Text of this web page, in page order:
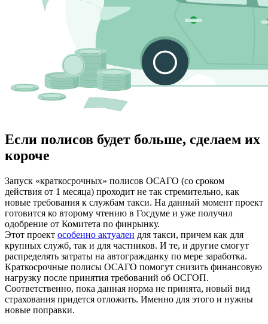
Если полисов будет больше, сделаем их
короче
Запуск «краткосрочных» полисов ОСАГО (со сроком
действия от 1 месяца) проходит не так стремительно, как
новые требования к службам такси. На данный момент проект
готовится ко второму чтению в Госдуме и уже получил
одобрение от Комитета по финрынку.
Этот проект особенно актуален для такси, причем как для
крупных служб, так и для частников. И те, и другие смогут
распределять затраты на автогражданку по мере заработка.
Краткосрочные полисы ОСАГО помогут снизить финансовую
нагрузку после принятия требований об ОСГОП.
Соответственно, пока данная норма не принята, новый вид
страхования придется отложить. Именно для этого и нужны
новые поправки.